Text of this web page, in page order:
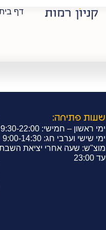
דף
שעות פתיחה:
ימי ראשון – חמישי: 9:30-22:00
ימי שישי וערבי חג: 9:00-14:30
מוצ"ש: שעה אחרי יציאת
עד 23:00